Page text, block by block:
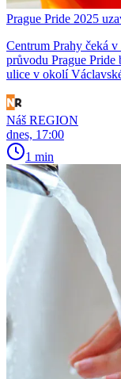
Prague Pride 2025
Centrum Prahy čeká
průvodu Prague
ulice v okolí
Náš REGION
dnes, 17:00
1 min